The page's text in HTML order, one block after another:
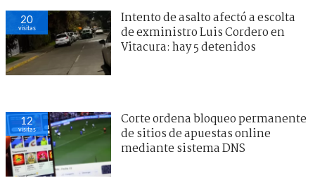
20
visitas
Intento de asalto afectó a escolta
de exministro Luis Cordero en
Vitacura: hay 5 detenidos
12
visitas
Corte ordena bloqueo permanente
de sitios de apuestas online
mediante sistema DNS